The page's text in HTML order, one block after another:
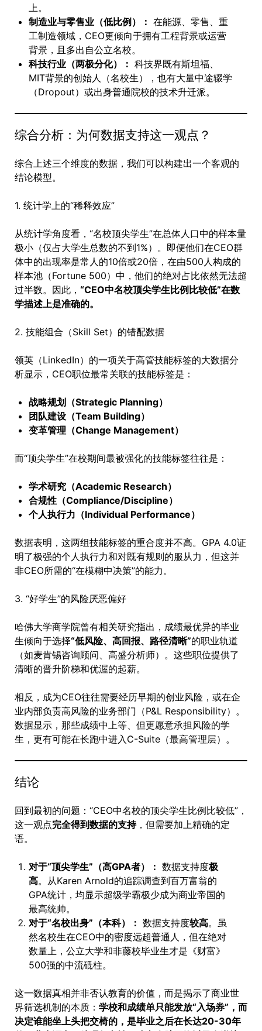
上。
制造业与零售业（低比例）： 在能源、零售、重
工制造领域，CEO更倾向于拥有工程背景或运营
背景，且多出自公立名校。
科技行业（两极分化）： 科技界既有斯坦福、
MIT背景的创始人（名校生），也有大量中途辍学
（Dropout）或出身普通院校的技术升迁派。
综合分析：为何数据支持这一观点？
综合上述三个维度的数据，我们可以构建出一个客观的
结论模型。
1. 统计学上的“稀释效应”
从统计学角度看，“名校顶尖学生”在总体人口中的样本量
极小（仅占大学生总数的不到1%）。即便他们在CEO群
体中的出现率是常人的10倍或20倍，在由500人构成的
样本池（Fortune 500）中，他们的绝对占比依然无法超
过半数。因此， “CEO中名校顶尖学生比例比较低”在数
学描述上是准确的。
2. 技能组合（Skill Set）的错配数据
领英（LinkedIn）的一项关于高管技能标签的大数据分
析显示，CEO职位最常关联的技能标签是：
战略规划（Strategic Planning）
团队建设（Team Building）
变革管理（Change Management）
而“顶尖学生”在校期间最被强化的技能标签往往是：
学术研究（Academic Research）
合规性（Compliance/Discipline）
个人执行力（Individual Performance）
数据表明，这两组技能标签的重合度并不高。GPA 4.0证
明了极强的个人执行力和对既有规则的服从力，但这并
非CEO所需的“在模糊中决策”的能力。
3. “好学生”的风险厌恶偏好
哈佛大学商学院曾有相关研究指出，成绩最优异的毕业
生倾向于选择“低风险、高回报、路径清晰”的职业轨道
（如麦肯锡咨询顾问、高盛分析师）。这些职位提供了
清晰的晋升阶梯和优渥的起薪。
相反，成为CEO往往需要经历早期的创业风险，或在企
业内部负责高风险的业务部门（P&L Responsibility）。
数据显示，那些成绩中上等、但更愿意承担风险的学
生，更有可能在长跑中进入C-Suite（最高管理层）。
结论
回到最初的问题：“CEO中名校的顶尖学生比例比较低”，
这一观点完全得到数据的支持，但需要加上精确的定
语。
对于“顶尖学生”（高GPA者）： 数据支持度极
高。从Karen Arnold的追踪调查到百万富翁的
GPA统计，均显示超级学霸极少成为商业帝国的
最高统帅。
对于“名校出身”（本科）： 数据支持度较高。虽
然名校生在CEO中的密度远超普通人，但在绝对
数量上，公立大学和非藤校毕业生才是《财富》
500强的中流砥柱。
这一数据真相并非否认教育的价值，而是揭示了商业世
界筛选机制的本质： 学校和成绩单只能发放“入场券”，而
决定谁能坐上头把交椅的，是毕业之后在长达20-30年